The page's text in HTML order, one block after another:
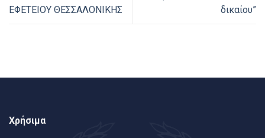
ΕΦΕΤΕΙΟΥ ΘΕΣΣΑΛΟΝΙΚΗΣ
δικαίου”
Χρήσιμα